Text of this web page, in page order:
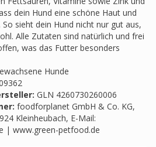
dein Hund eine schöne Haut und
sieht dein Hund nicht nur gut aus,
Alle Zutaten sind natürlich und frei
was das Futter besonders
Hunde
: GLN 4260730260006
: foodforplanet GmbH & Co. KG,
Kleinheubach, E-Mail:
| www.green-petfood.de